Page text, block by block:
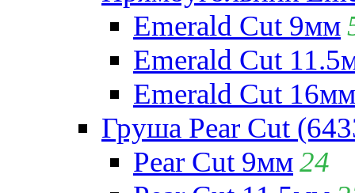
Emerald Cut 9мм
Emerald Cut
Emerald Cut 16мм
Груша Pear Cut
Pear Cut 9мм24